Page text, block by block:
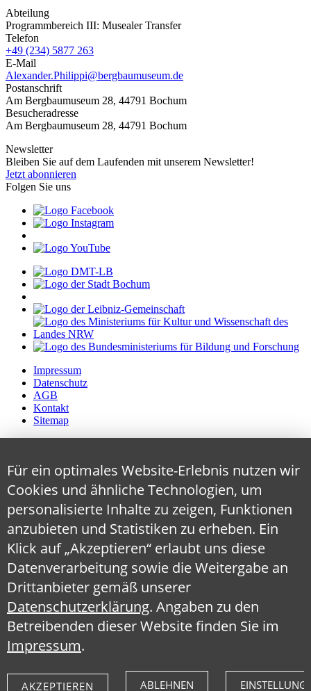
Abteilung
Programmbereich III: Musealer Transfer
Telefon
+49 (234) 5877 263
E-Mail
Alexander.Philippi@bergbaumuseum.de
Postanschrift
Am Bergbaumuseum 28, 44791 Bochum
Besucheradresse
Am Bergbaumuseum 28, 44791 Bochum
Newsletter
Bleiben Sie auf dem Laufenden mit unserem Newsletter!
Jetzt abonnieren
Folgen Sie uns
Impressum
Datenschutz
AGB
Kontakt
Sitemap
Für ein optimales Website-Erlebnis nutzen wir
Cookies und ähnliche Technologien, um
personalisierte Inhalte zu zeigen, Funktionen
anzubieten und Statistiken zu erheben. Ein
Klick auf „Akzeptieren“ erlaubt uns diese
Datenverarbeitung sowie die Weitergabe an
Drittanbieter gemäß unserer
Datenschutzerklärung. Angaben zu den
Betreibenden dieser Website finden Sie im
Impressum.
ABLEHNEN
AKZEPTIEREN